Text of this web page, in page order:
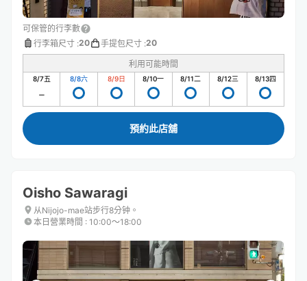
可保管的行李數
行李箱尺寸 :20 手提包尺寸 :20
利用可能時間
8/7五 8/8六 8/9日 8/10一 8/11二 8/12三 8/13四
預約此店舖
Oisho Sawaragi
从Nijojo-mae站步行8分钟。
本日營業時間 : 10:00〜18:00